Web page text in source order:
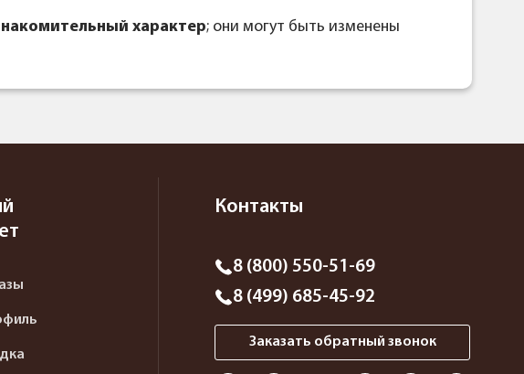
характер; они могут быть изменены
Контакты
8 (800) 550-51-69
8 (499) 685-45-92
Заказать обратный звонок